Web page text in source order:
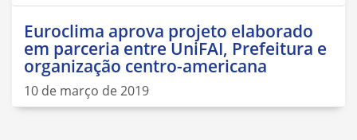
Euroclima aprova projeto elaborado
em parceria entre UniFAI, Prefeitura e
organização centro-americana
10 de março de 2019